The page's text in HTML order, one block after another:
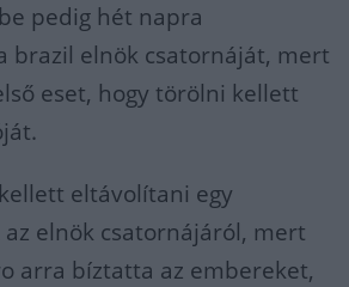
pedig hét napra
brazil elnök csatornáját, mert
eset, hogy törölni kellett
eltávolítani egy
elnök csatornájáról, mert
arra bíztatta az embereket,